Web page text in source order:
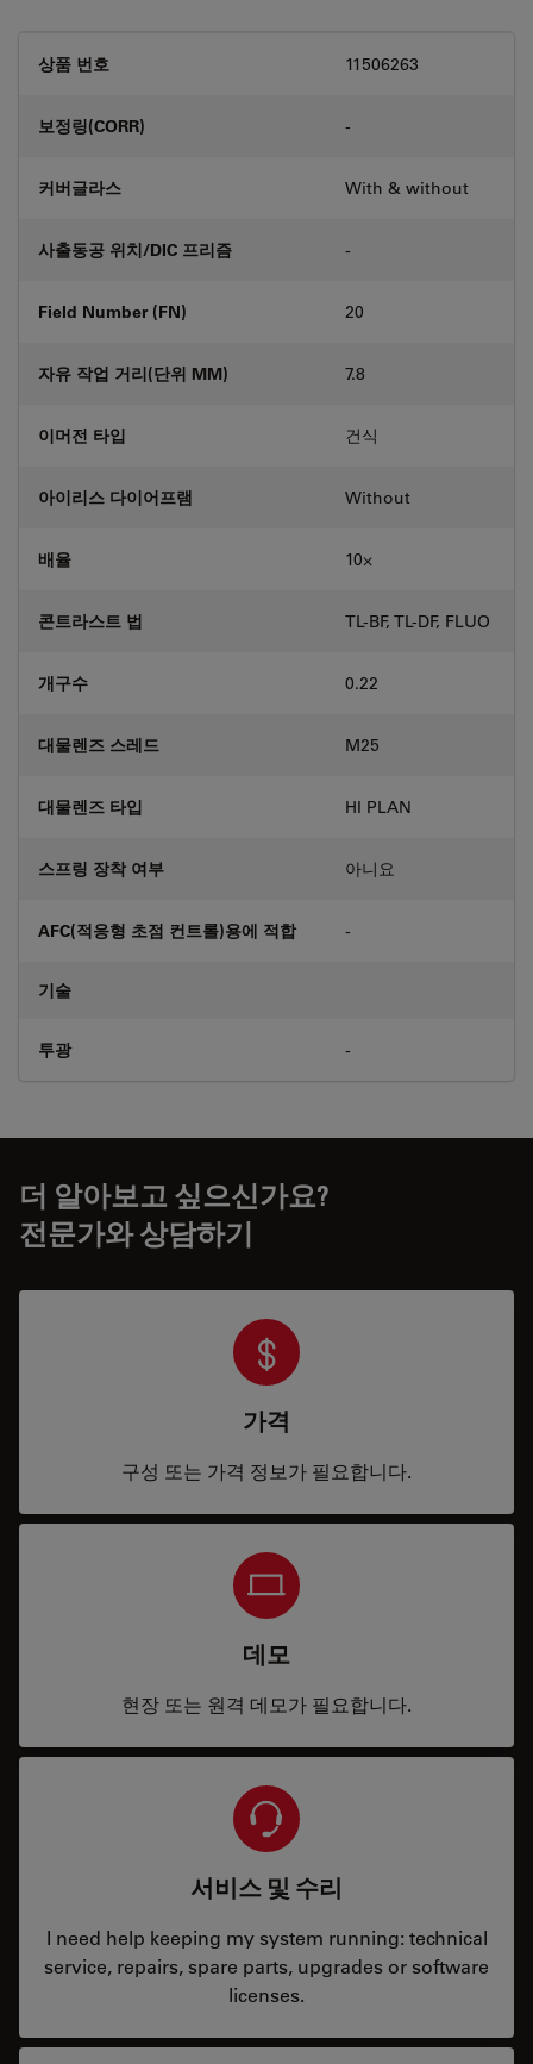
상품 번호 11506263
보정링(CORR) -
커버글라스 With & without
사출동공 위치/DIC 프리즘 -
Field Number (FN) 20
자유 작업 거리(단위 MM) 7.8
이머전 타입 건식
아이리스 다이어프램 Without
배율 10⨉
콘트라스트 법 TL-BF, TL-DF, FLUO
개구수 0.22
대물렌즈 스레드 M25
대물렌즈 타입 HI PLAN
스프링 장착 여부 아니요
AFC(적응형 초점 컨트롤)용에 적합 -
기술
투광 -
더 알아보고 싶으신가요?
전문가와 상담하기
가격
구성 또는 가격 정보가 필요합니다.
데모
현장 또는 원격 데모가 필요합니다.
서비스 및 수리
I need help keeping my system running: technical
service, repairs, spare parts, upgrades or software
licenses.